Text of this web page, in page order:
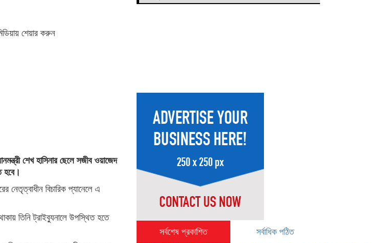
শেয়ার করুন
শেখ হাসিনার ছেলে সজীব ওয়াজেদ
হবে।
নেতৃত্বাধীন বিচারিক প্যানেলে এ
তিনি ট্রাইব্যুনালে উপস্থিত হতে
সর্বশেষ প্রকাশিত সর্বাধিক পঠিত